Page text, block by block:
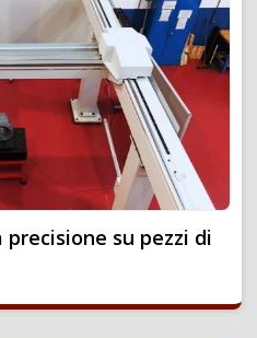
su pezzi di